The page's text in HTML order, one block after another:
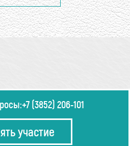
+7 (3852) 206-101
участие